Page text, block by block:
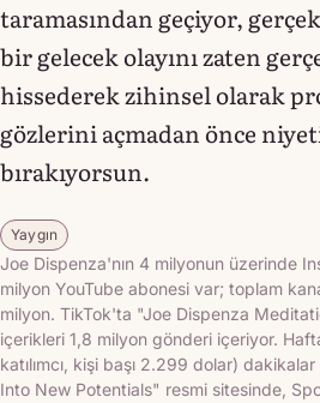
taramasından geçiyor,
bir gelecek olayını zaten
hissederek zihinsel olarak
gözlerini açmadan önce
bırakıyorsun.
Yaygın
Joe Dispenza'nın 4 milyonun üzerinde
milyon YouTube abonesi var; toplam
milyon. TikTok'ta "Joe Dispenza
içerikleri 1,8 milyon gönderi içeriyor.
katılımcı, kişi başı 2.299 dolar)
Into New Potentials" resmi sitesinde,